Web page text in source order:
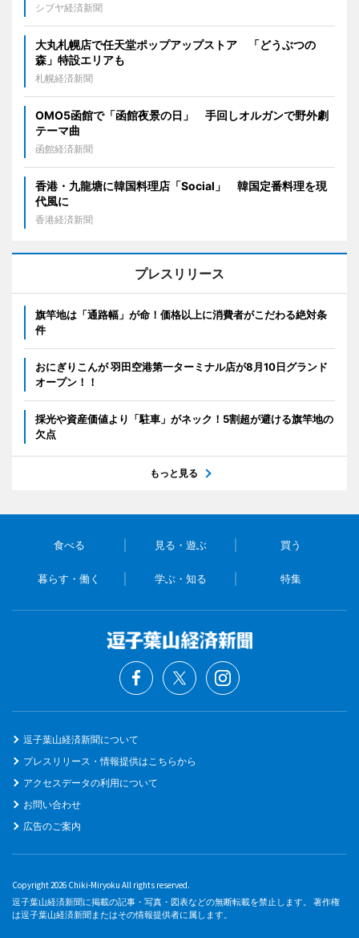
シブヤ経済新聞
大丸札幌店で任天堂ポップアップストア 「どうぶつの
森」特設エリアも
札幌経済新聞
OMO5函館で「函館夜景の日」 手回しオルガンで野外劇
テーマ曲
函館経済新聞
香港・九龍塘に韓国料理店「Social」 韓国定番料理を現
代風に
香港経済新聞
プレスリリース
旗竿地は「通路幅」が命！価格以上に消費者がこだわる絶対条
件
おにぎりこんが 羽田空港第一ターミナル店が8月10日グランド
オープン！！
採光や資産価値より「駐車」がネック！5割超が避ける旗竿地の
欠点
もっと見る
食べる 見る・遊ぶ 買う
暮らす・働く 学ぶ・知る 特集
逗子葉山経済新聞について
プレスリリース・情報提供はこちらから
アクセスデータの利用について
お問い合わせ
広告のご案内
Copyright 2026 Chiki-Miryoku All rights reserved.
逗子葉山経済新聞に掲載の記事・写真・図表などの無断転載を禁止します。 著作権
は逗子葉山経済新聞またはその情報提供者に属します。